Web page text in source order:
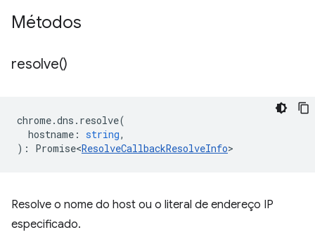
Métodos
resolve()
chrome.dns . resolve(
hostname : string,
) : Promise<ResolveCallbackResolveInfo>
Resolve o nome do host ou o literal de endereço IP
especificado.